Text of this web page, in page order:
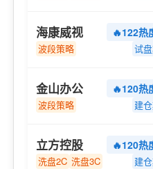
海康威视 🔥122热
波段策略 试
金山办公 🔥120热
波段策略 建
立方控股 🔥120热
洗盘2C 洗盘3C 建